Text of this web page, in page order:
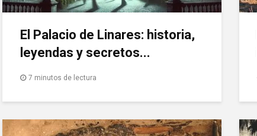
El Palacio de Linares: historia,
leyendas y secretos...
7 minutos de lectura